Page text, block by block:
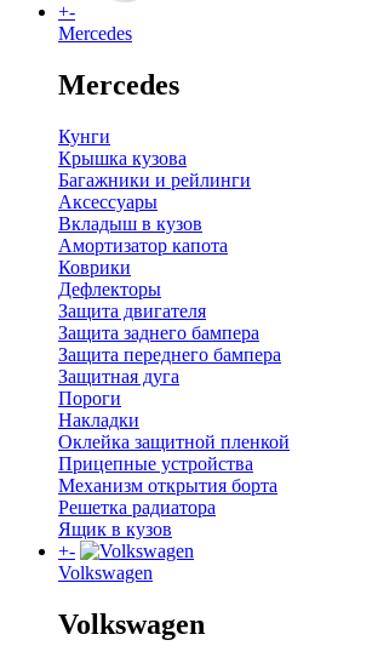
+-
Mercedes
Mercedes
Кунги
Крышка кузова
Багажники и рейлинги
Аксессуары
Вкладыш в кузов
Амортизатор капота
Коврики
Дефлекторы
Защита двигателя
Защита заднего бампера
Защита переднего бампера
Защитная дуга
Пороги
Накладки
Оклейка защитной пленкой
Прицепные устройства
Механизм открытия борта
Решетка радиатора
Ящик в кузов
+-
Volkswagen
Volkswagen